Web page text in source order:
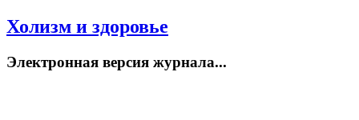
Холизм и здоровье
Электронная версия журнала...